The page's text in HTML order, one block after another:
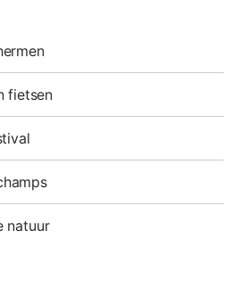
fietsen
natuur